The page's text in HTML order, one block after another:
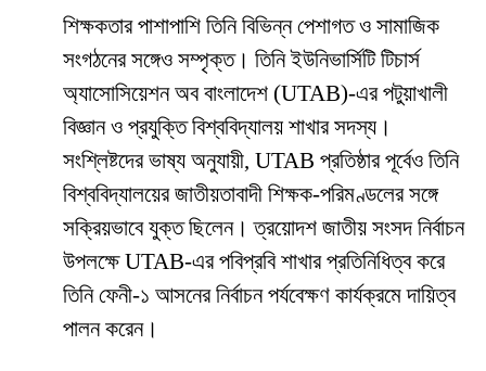
শিক্ষকতার পাশাপাশি তিনি বিভিন্ন পেশাগত ও সামাজিক
সংগঠনের সঙ্গেও সম্পৃক্ত। তিনি ইউনিভার্সিটি টিচার্স
অ্যাসোসিয়েশন অব বাংলাদেশ (UTAB)-এর পটুয়াখালী
বিজ্ঞান ও প্রযুক্তি বিশ্ববিদ্যালয় শাখার সদস্য।
সংশ্লিষ্টদের ভাষ্য অনুযায়ী, UTAB প্রতিষ্ঠার পূর্বেও তিনি
বিশ্ববিদ্যালয়ের জাতীয়তাবাদী শিক্ষক-পরিমণ্ডলের সঙ্গে
সক্রিয়ভাবে যুক্ত ছিলেন। ত্রয়োদশ জাতীয় সংসদ নির্বাচন
উপলক্ষে UTAB-এর পবিপ্রবি শাখার প্রতিনিধিত্ব করে
তিনি ফেনী-১ আসনের নির্বাচন পর্যবেক্ষণ কার্যক্রমে দায়িত্ব
পালন করেন।